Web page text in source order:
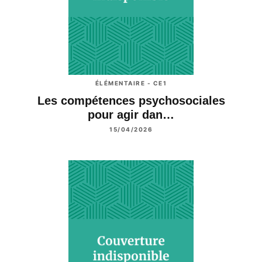
personnels du rectorat, etc.). Elle intervient dans plusieurs
académies auprès des encadrants pour le pilotage des
CPS, en classe et à l’échelle de l’établissement, au niveau
départemental ou académique.
ÉLÉMENTAIRE - CE1
Les compétences psychosociales
pour agir dan…
15/04/2026